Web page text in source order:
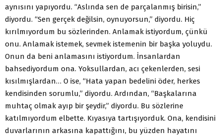
aynısını yapıyordu. “Aslında sen de parçalanmış birisin,”
diyordu. “Sen gerçek değilsin, oynuyorsun,” diyordu. Hiç
kırılmıyordum bu sözlerinden. Anlamak istiyordum, çünkü
onu. Anlamak istemek, sevmek istemenin bir başka yoluydu.
Onun da beni anlamasını istiyordum. İnsanlardan
bahsediyordum ona. Yoksullardan, acı çekenlerden, sesi
kısılmışlardan… O ise, “Hata yapan bedelini öder, herkes
kendisinden sorumlu,” diyordu. Ardından, “Başkalarına
muhtaç olmak ayıp bir şeydir,” diyordu. Bu sözlerine
katılmıyordum elbette. Kıyasıya tartışıyorduk. Ona, kendisini
duvarlarının arkasına kapattığını, bu yüzden hayatını